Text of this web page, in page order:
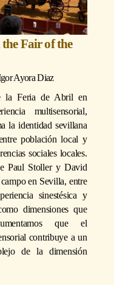
the Fair of the
Ayora Diaz
la Feria de Abril en
multisensorial,
la identidad sevillana
población local y
sociales locales.
Paul Stoller y David
en Sevilla, entre
sinestésica y
dimensiones que
que el
contribuye a un
de la dimensión